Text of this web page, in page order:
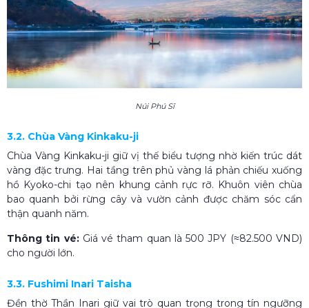
Núi Phú Sĩ
3.2. Chùa Vàng Kinkaku-ji
Chùa Vàng Kinkaku-ji giữ vị thế biểu tượng nhờ kiến trúc dát
vàng đặc trưng. Hai tầng trên phủ vàng lá phản chiếu xuống
hồ Kyoko-chi tạo nên khung cảnh rực rỡ. Khuôn viên chùa
bao quanh bởi rừng cây và vườn cảnh được chăm sóc cẩn
thận quanh năm.
Thông tin vé:Giá vé tham quan là 500 JPY (≈82.500 VND)
cho người lớn.
3.3. Fushimi Inari Taisha
Đền thờ Thần Inari giữ vai trò quan trọng trong tín ngưỡng